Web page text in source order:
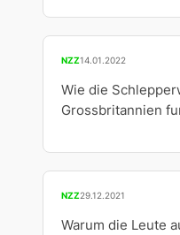
NZZ14.01.2022
Wie die
Grossbritannien
NZZ29.12.2021
Warum die Leute